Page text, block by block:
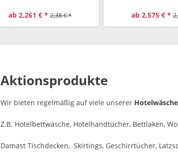
ab 2,261 € * 2,38 € *
ab 2,575 € *
Aktionsprodukte
Wir bieten regelmäßig auf viele unserer Hotelwäsche
Z.B. Hotelbettwäsche, Hotelhandtücher, Bettlaken,
Damast Tischdecken, Skirtings, Geschirrtücher,